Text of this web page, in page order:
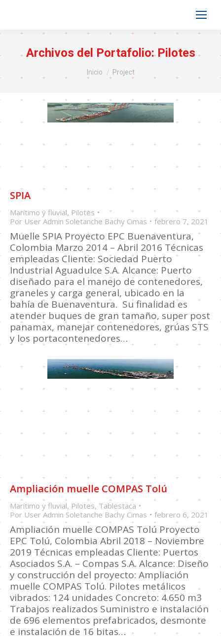
Archivos del Portafolio:Pilotes
Estás aquí:
Inicio Project
SPIA
Marítimo y fluvial, Pilotes
Por User Admin Soletanche Bachy Cimas febrero 7, 2021
Muelle SPIA Proyecto EPC Buenaventura,
Colombia Marzo 2014 – Abril 2016 Técnicas
empleadas Cliente: Sociedad Puerto
Industrial Aguadulce S.A. Alcance: Puerto
diseñado para el manejo de contenedores,
graneles y carga general, ubicado en la
bahía de Buenaventura. Su finalidad es
atender buques de gran tamaño, super post
panamax, manejar contenedores, grúas STS
y los portacontenedores…
Ampliación muelle COMPAS Tolú
Marítimo y fluvial, Pilotes, Tablestaca
Por User Admin Soletanche Bachy Cimas febrero 6, 2021
Ampliación muelle COMPAS Tolú Proyecto
EPC Tolú, Colombia Abril 2018 – Noviembre
2019 Técnicas empleadas Cliente: Puertos
Asociados S.A. – Compas S.A. Alcance: Diseño
y construcción del proyecto: Ampliación
muelle COMPAS Tolú. Pilotes metálicos
vibrados: 124 unidades Concreto: 4.650 m3
Trabajos realizados Suministro e instalación
de 696 elementos prefabricados, desmonte
e instalación de 16 bitas…